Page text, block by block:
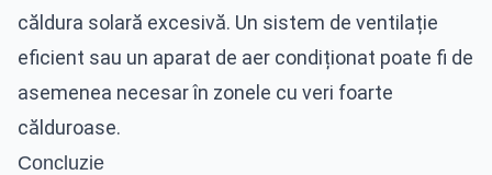
căldura solară excesivă. Un sistem de ventilație
eficient sau un aparat de aer condiționat poate fi de
asemenea necesar în zonele cu veri foarte
călduroase.
Concluzie